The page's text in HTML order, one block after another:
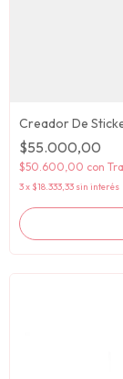
Creador De
$55.000,00
$50.600,00 con
3x $18.333,33 sin interés